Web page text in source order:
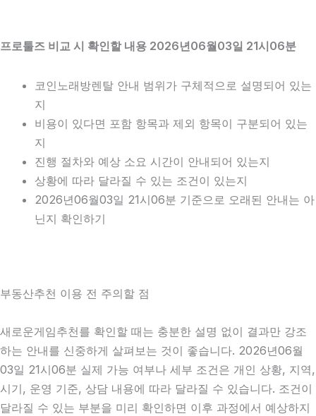
프로툴즈 비교 시 확인할 내용 2026년06월03일 21시06분
코인노래방렌탈 안내 범위가 구체적으로 설명되어 있는
지
비용이 있다면 포함 항목과 제외 항목이 구분되어 있는
지
진행 절차와 예상 소요 시간이 안내되어 있는지
상황에 따라 달라질 수 있는 조건이 있는지
2026년06월03일 21시06분 기준으로 오래된 안내는 아
닌지 확인하기
부동산추천 이용 전 주의할 점
새로운게임추천를 확인할 때는 충분한 설명 없이 결과만 강조
하는 안내를 신중하게 살펴보는 것이 좋습니다. 2026년06월
03일 21시06분 실제 가능 여부나 세부 조건은 개인 상황, 지역,
시기, 운영 기준, 상담 내용에 따라 달라질 수 있습니다. 조건이
달라질 수 있는 부분을 미리 확인하면 이후 과정에서 예상하지